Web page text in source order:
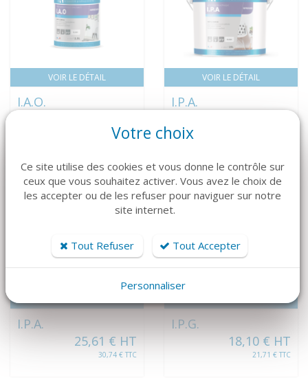
VOIR LE DÉTAIL
I.A.O.
15,55 € TTC
VOIR LE DÉTAIL
I.P.A.
I.P.A.
25,61 € HT
30,74 € TTC
I.P.G.
18,10 € HT
21,71 € TTC
Votre choix
Ce site utilise des cookies et vous donne le contrôle sur
ceux que vous souhaitez activer. Vous avez le choix de
les accepter ou de les refuser pour naviguer sur notre
site internet.
Tout Refuser Tout Accepter
Personnaliser